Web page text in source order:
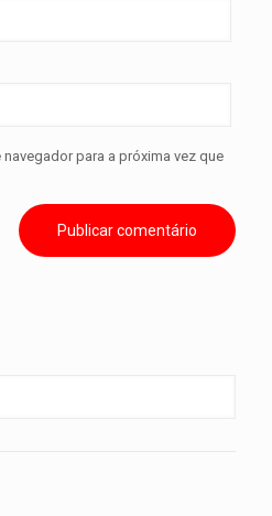
para a próxima vez que